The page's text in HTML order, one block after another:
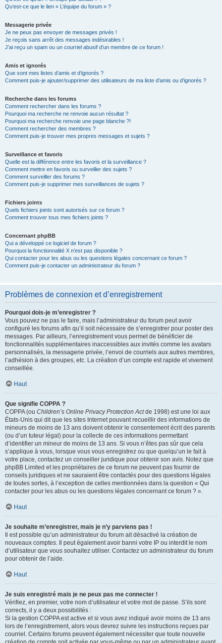
Qu’est-ce que le lien « L’équipe du forum » ?
Messagerie privée
Je ne peux pas envoyer de messages privés !
Je reçois sans arrêt des messages indésirables !
J’ai reçu un spam ou un courriel abusif d’un membre de ce forum !
Amis et ignorés
Que sont mes listes d’amis et d’ignorés ?
Comment puis-je ajouter/supprimer des utilisateurs de ma liste d’amis ou d’ignorés ?
Recherche dans les forums
Comment rechercher dans les forums ?
Pourquoi ma recherche ne renvoie aucun résultat ?
Pourquoi ma recherche renvoie une page blanche ?!
Comment rechercher des membres ?
Comment puis-je trouver mes propres messages et sujets ?
Surveillance et favoris
Quelle est la différence entre les favoris et la surveillance ?
Comment mettre en favoris ou surveiller des sujets ?
Comment surveiller des forums ?
Comment puis-je supprimer mes surveillances de sujets ?
Fichiers joints
Quels fichiers joints sont autorisés sur ce forum ?
Comment trouver tous mes fichiers joints ?
Concernant phpBB
Qui a développé ce logiciel de forum ?
Pourquoi la fonctionnalité X n’est pas disponible ?
Qui contacter pour les abus ou les questions légales concernant ce forum ?
Comment puis-je contacter un administrateur du forum ?
Problèmes de connexion et d’enregistrement
Pourquoi dois-je m’enregistrer ?
Vous pouvez ne pas le faire, mais l’administrateur du forum peut avoir
configuré les forums afin qu’il soit nécessaire de s’enregistrer pour poster des
messages. Par ailleurs, l’enregistrement vous permet de bénéficier de
fonctionnalités supplémentaires inaccessibles aux invités comme les avatars
personnalisés, la messagerie privée, l’envoi de courriels aux autres membres,
l’adhésion à des groupes, etc. La création d’un compte est rapide et vivement
conseillée.
Haut
Que signifie COPPA ?
COPPA (ou Children’s Online Privacy Protection Actde 1998) est une loi aux
États-Unis qui dit que les sites Internet pouvant recueillir des informations de
mineurs de moins de 13 ans doivent obtenir le consentement écrit des parents
(ou d’un tuteur légal) pour la collecte de ces informations permettant
d’identifier un mineur de moins de 13 ans. Si vous n’êtes pas sûr que cela
s’applique à vous, lorsque vous vous enregistrez ou que quelqu’un le fait à
votre place, contactez un conseiller juridique pour obtenir son avis. Notez que
phpBB Limited et les propriétaires de ce forum ne peuvent pas fournir de
conseils juridiques et ne sauraient être contactés pour des questions légales
de toutes sortes, à l’exception de celles mentionnées dans la question « Qui
contacter pour les abus ou les questions légales concernant ce forum ? ».
Haut
Je souhaite m’enregistrer, mais je n’y parviens pas !
Il est possible qu’un administrateur du forum ait désactivé la création de
nouveaux comptes. Il peut également avoir banni votre IP ou interdit le nom
d’utilisateur que vous souhaitez utiliser. Contactez un administrateur du forum
pour obtenir de l’aide.
Haut
Je suis enregistré mais je ne peux pas me connecter !
Vérifiez, en premier, votre nom d’utilisateur et votre mot de passe. S’ils sont
corrects, il y a deux possibilités :
Si la gestion COPPA est active et si vous avez indiqué avoir moins de 13 ans
lors de l’enregistrement, alors vous devrez suivre les instructions reçues par
courriel. Certains forums peuvent également nécessiter que toute nouvelle